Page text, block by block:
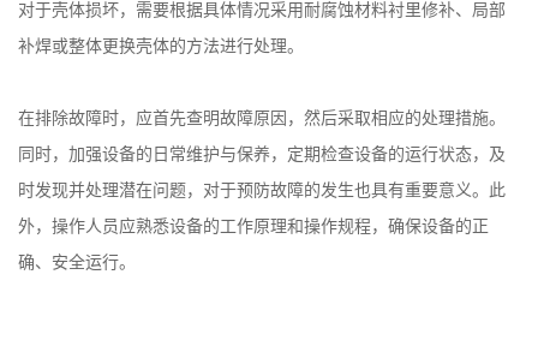
对于壳体损坏，需要根据具体情况采用耐腐蚀材料衬里修补、局部
补焊或整体更换壳体的方法进行处理。
在排除故障时，应首先查明故障原因，然后采取相应的处理措施。
同时，加强设备的日常维护与保养，定期检查设备的运行状态，及
时发现并处理潜在问题，对于预防故障的发生也具有重要意义。此
外，操作人员应熟悉设备的工作原理和操作规程，确保设备的正
确、安全运行。